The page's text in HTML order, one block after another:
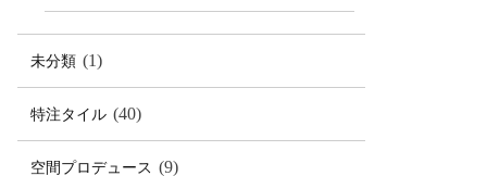
未分類 (1)
特注タイル (40)
空間プロデュース (9)